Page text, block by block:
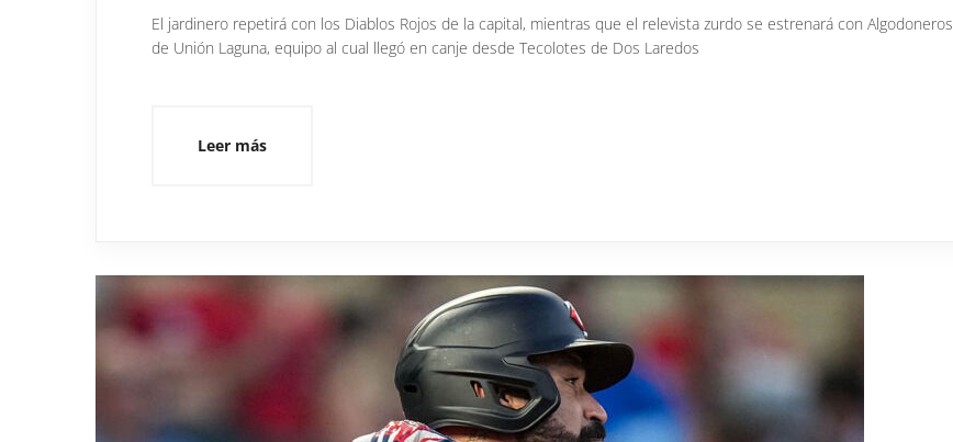
El jardinero repetirá con los Diablos Rojos de la capital, mientras que el relevista zurdo se estrenará con Algodoneros
de Unión Laguna, equipo al cual llegó en canje desde Tecolotes de Dos Laredos
Leer más